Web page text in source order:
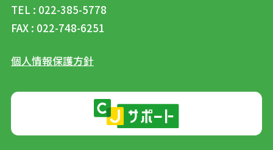
TEL : 022-385-5778
FAX : 022-748-6251
個人情報保護方針